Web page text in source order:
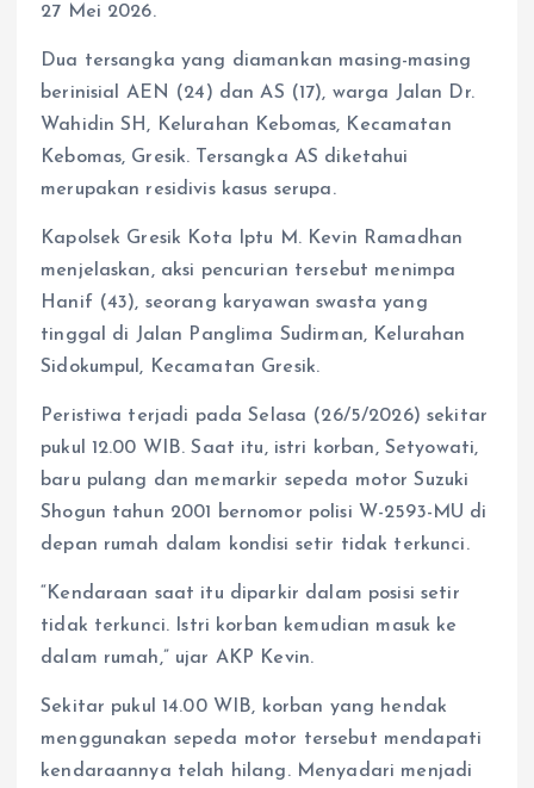
27 Mei 2026.
Dua tersangka yang diamankan masing-masing
berinisial AEN (24) dan AS (17), warga Jalan Dr.
Wahidin SH, Kelurahan Kebomas, Kecamatan
Kebomas, Gresik. Tersangka AS diketahui
merupakan residivis kasus serupa.
Kapolsek Gresik Kota Iptu M. Kevin Ramadhan
menjelaskan, aksi pencurian tersebut menimpa
Hanif (43), seorang karyawan swasta yang
tinggal di Jalan Panglima Sudirman, Kelurahan
Sidokumpul, Kecamatan Gresik.
Peristiwa terjadi pada Selasa (26/5/2026) sekitar
pukul 12.00 WIB. Saat itu, istri korban, Setyowati,
baru pulang dan memarkir sepeda motor Suzuki
Shogun tahun 2001 bernomor polisi W-2593-MU di
depan rumah dalam kondisi setir tidak terkunci.
“Kendaraan saat itu diparkir dalam posisi setir
tidak terkunci. Istri korban kemudian masuk ke
dalam rumah,” ujar AKP Kevin.
Sekitar pukul 14.00 WIB, korban yang hendak
menggunakan sepeda motor tersebut mendapati
kendaraannya telah hilang. Menyadari menjadi